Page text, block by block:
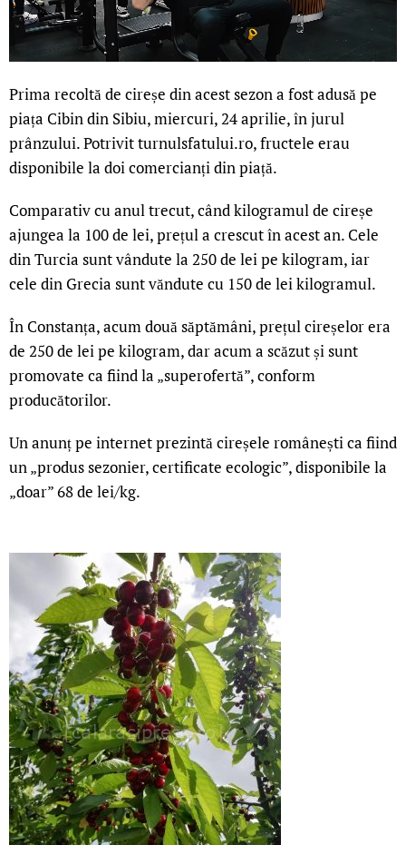
Prima recoltă de cireșe din acest sezon a fost adusă pe
piața Cibin din Sibiu, miercuri, 24 aprilie, în jurul
prânzului. Potrivit turnulsfatului.ro, fructele erau
disponibile la doi comercianți din piață.
Comparativ cu anul trecut, când kilogramul de cireșe
ajungea la 100 de lei, prețul a crescut în acest an. Cele
din Turcia sunt vândute la 250 de lei pe kilogram, iar
cele din Grecia sunt văndute cu 150 de lei kilogramul.
În Constanța, acum două săptămâni, prețul cireșelor era
de 250 de lei pe kilogram, dar acum a scăzut și sunt
promovate ca fiind la „superofertă”, conform
producătorilor.
Un anunț pe internet prezintă cireșele românești ca fiind
un „produs sezonier, certificate ecologic”, disponibile la
„doar” 68 de lei/kg.